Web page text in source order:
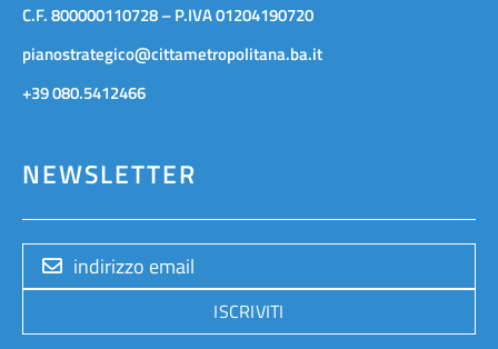
C.F. 800000110728 – P.IVA 01204190720
pianostrategico@cittametropolitana.ba.it
+39 080.5412466
NEWSLETTER
ISCRIVITI